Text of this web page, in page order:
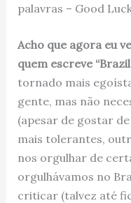
palavras – Good
Acho que agora eu
quem escreve
tornado mais
gente, mas não
(apesar de gostar
mais tolerantes,
nos orgulhar de
orgulhávamos no
criticar (talvez até